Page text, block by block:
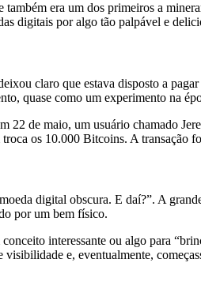
era um dos primeiros a
digitais por algo tão palpável e
claro que estava disposto a
quase como um experimento na
22 de maio, um usuário chamado
troca os 10.000 Bitcoins. A
digital obscura. E daí?”. A
por um bem físico.
interessante ou algo para
e, eventualmente,